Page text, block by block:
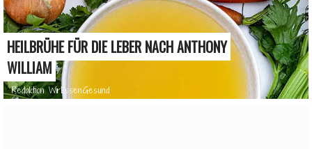
HEILBRÜHE FÜR DIE LEBER NACH ANTHONY
WILLIAM
Redaktion WirEssenGesund